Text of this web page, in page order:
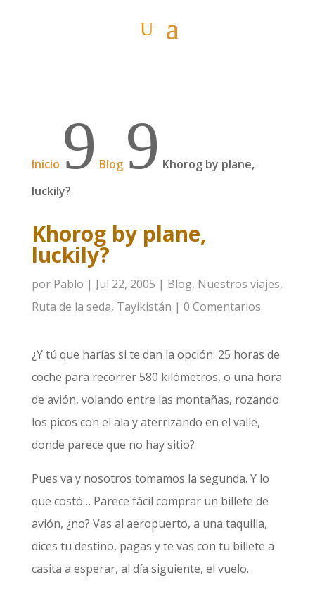
Inicio 9 Blog 9 Khorog by plane,
luckily?
Khorog by plane,
luckily?
por Pablo | Jul 22, 2005 | Blog, Nuestros viajes,
Ruta de la seda, Tayikistán | 0 Comentarios
¿Y tú que harías si te dan la opción: 25 horas de
coche para recorrer 580 kilómetros, o una hora
de avión, volando entre las montañas, rozando
los picos con el ala y aterrizando en el valle,
donde parece que no hay sitio?
Pues va y nosotros tomamos la segunda. Y lo
que costó… Parece fácil comprar un billete de
avión, ¿no? Vas al aeropuerto, a una taquilla,
dices tu destino, pagas y te vas con tu billete a
casita a esperar, al día siguiente, el vuelo.